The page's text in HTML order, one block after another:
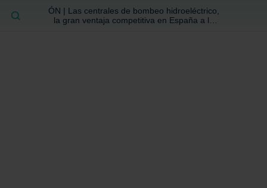
ÓN | Las centrales de bombeo hidroeléctrico,
la gran ventaja competitiva en España a la
BUSCAR